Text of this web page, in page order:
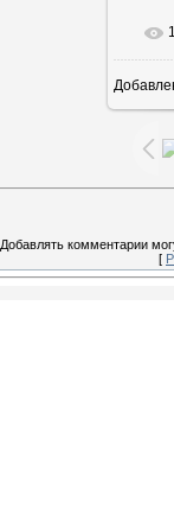
Добавлять комментарии
[